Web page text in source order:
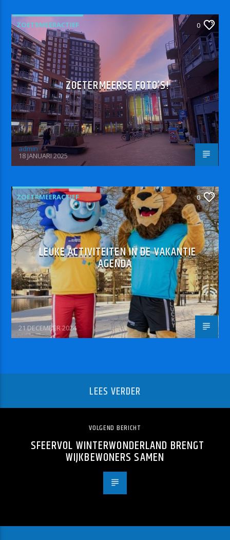
ZOETRMEERACTIEF 0
ZOETERMEERSE FOTO’S!
admin
18 JANUARI 2025
ZOETRMEERACTIEF 0
LEUKE ACTIVITEITEN IN DE VAKANTIE
AGENDA
21 DECEMBER 2024
LEES VERDER
VOLGEND BERICHT
SFEERVOL WINTERWONDERLAND BRENGT
WIJKBEWONERS SAMEN